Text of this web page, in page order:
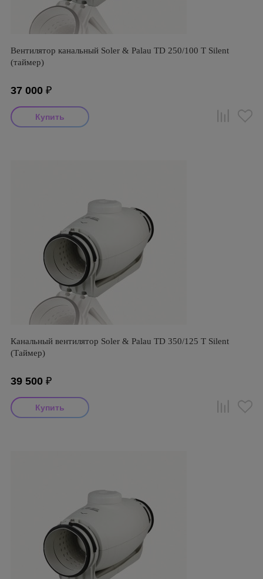
Вентилятор канальный Soler & Palau TD 250/100 T Silent
(таймер)
37 000 ₽
Канальный вентилятор Soler & Palau TD 350/125 T Silent
(Таймер)
39 500 ₽